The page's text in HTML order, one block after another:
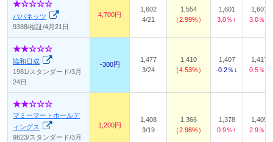
パパネッツ
9388/福証/4月21日
4,700円
1,602
4/21
1,554
2.99%
1,601
3.0％↑
1,601
3.0％↑
協和日成
1981/スタンダード/3月
24日
-300円
1,477
3/24
1,410
4.53%
1,407
-0.2％↓
1,417
0.5％↑
マミーマートホールデ
ィングス
9823/スタンダード/3月
1,200円
1,408
3/19
1,366
2.98%
1,378
0.9％↑
1,405
2.9％↑